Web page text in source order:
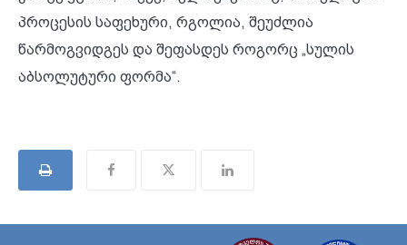
პროცესის საფეხური, რგოლია, შეუძლია
წარმოგვიდგეს და შეფასდეს როგორც „სულის
აბსოლუტური ფორმა“.